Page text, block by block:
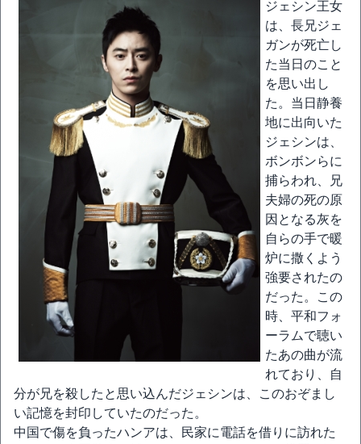
ジェシン王女
は、長兄ジェ
ガンが死亡し
た当日のこと
を思い出し
た。当日静養
地に出向いた
ジェシンは、
ボンボンらに
捕らわれ、兄
夫婦の死の原
因となる灰を
自らの手で暖
炉に撒くよう
強要されたの
だった。この
時、平和フォ
ーラムで聴い
たあの曲が流
れており、自
分が兄を殺したと思い込んだジェシンは、このおぞまし
い記憶を封印していたのだった。
中国で傷を負ったハンアは、民家に電話を借りに訪れた